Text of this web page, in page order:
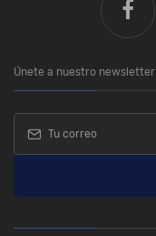
Únete a nuestro newsletter